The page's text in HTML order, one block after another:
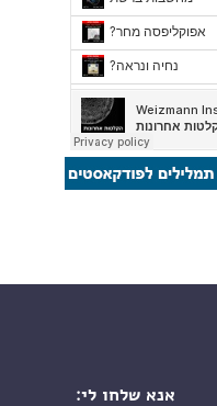
אנא שלחו לי: